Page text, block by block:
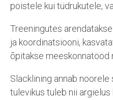
poistele kui tüdrukutele,
Treeningutes
ja koordinatsiooni,
õpitakse meeskonnatööd
Slacklining annab
tulevikus tuleb nii